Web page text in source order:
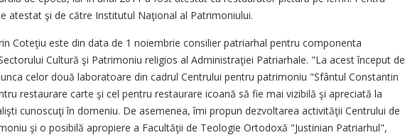
atestat şi de către Institutul Naţional al Patrimoniului.
Coteţiu este din data de 1 noiembrie consilier patriarhal pentru componenta
Cultură şi Patrimoniu religios al Administraţiei Patriarhale. "La acest început de
celor două laboratoare din cadrul Centrului pentru patrimoniu "Sfântul Constantin
restaurare carte şi cel pentru restaurare icoană să fie mai vizibilă şi apreciată la
cunoscuţi în domeniu. De asemenea, îmi propun dezvoltarea activităţii Centrului de
şi o posibilă apropiere a Facultăţii de Teologie Ortodoxă "Justinian Patriarhul",